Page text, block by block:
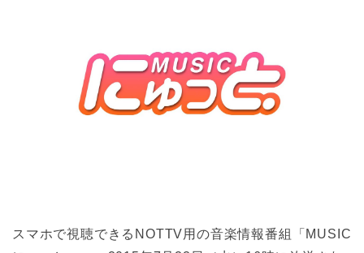
スマホで視聴できるNOTTV用の音楽情報番組「MUSIC